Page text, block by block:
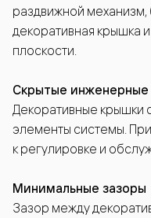
раздвижной
декоративная крышка
плоскости.
Скрытые
Декоративные крышки
элементы системы.
к регулировке и
Минимальные зазоры
Зазор между